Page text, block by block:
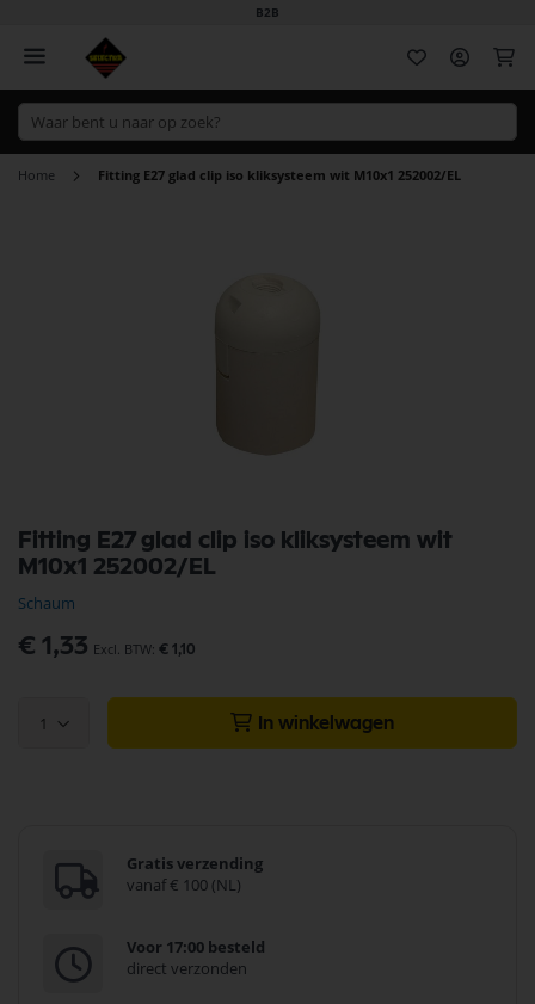
B2B
Home Fitting E27 glad clip iso kliksysteem wit M10x1 252002/EL
Fitting E27 glad clip iso kliksysteem wit
M10x1 252002/EL
Schaum
€ 1,33 € 1,10
1 In winkelwagen
Gratis verzending
vanaf € 100 (NL)
Voor 17:00 besteld
direct verzonden
Ga
naar
het
van
de
afbeeldingen-